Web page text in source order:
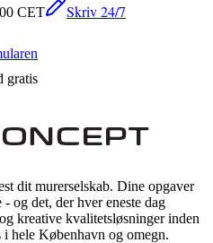
CET Skriv 24/7
gratis
dit murerselskab. Dine opgaver
og det, der hver eneste dag
kreative kvalitetsløsninger inden
hele København og omegn.